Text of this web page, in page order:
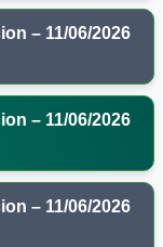
– 11/06/2026
– 11/06/2026
– 11/06/2026